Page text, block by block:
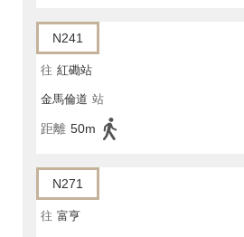
N241
往 紅磡站
金馬倫道 站
距離 50m
N271
往 富亨